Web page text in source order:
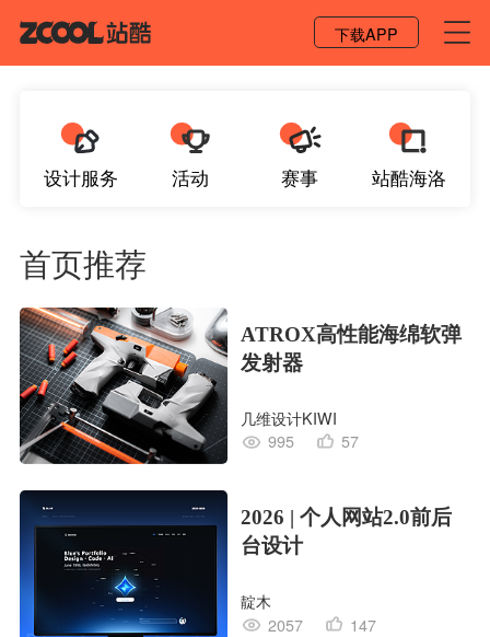
下载APP
设计服务 活动 赛事 站酷海洛
首页推荐
ATROX高性能海绵软弹
发射器
几维设计KIWI
995
57
2026 | 个人网站2.0前后
台设计
靛木
2057
147